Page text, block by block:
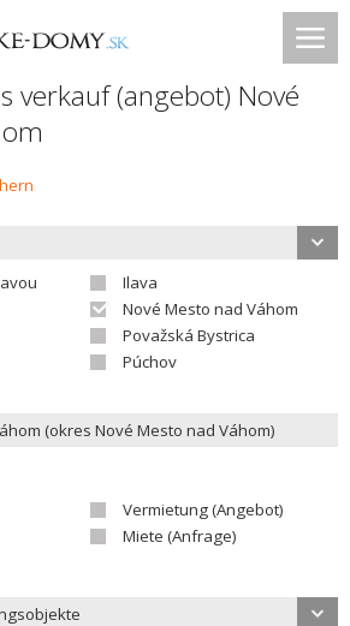
verkauf (angebot) Nové
Ilava
Nové Mesto nad Váhom
Považská Bystrica
Púchov
Vermietung (Angebot)
Miete (Anfrage)